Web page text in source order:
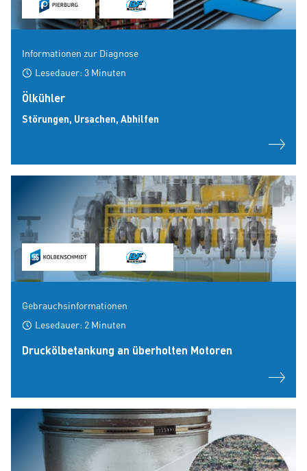
Informationen zur Diagnose
Lesedauer: 3 Minuten
Ölkühler
Störungen, Ursachen, Abhilfen
Gebrauchsinformationen
Lesedauer: 2 Minuten
Druckölbetankung an überholten Motoren